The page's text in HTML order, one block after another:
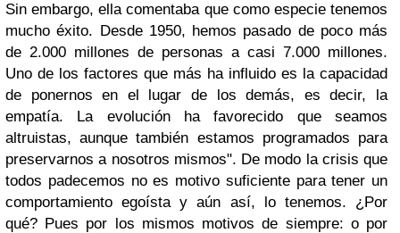
Sin embargo, ella comentaba que como especie tenemos
mucho éxito. Desde 1950, hemos pasado de poco más
de 2.000 millones de personas a casi 7.000 millones.
Uno de los factores que más ha influido es la capacidad
de ponernos en el lugar de los demás, es decir, la
empatía. La evolución ha favorecido que seamos
altruistas, aunque también estamos programados para
preservarnos a nosotros mismos". De modo la crisis que
todos padecemos no es motivo suficiente para tener un
comportamiento egoísta y aún así, lo tenemos. ¿Por
qué? Pues por los mismos motivos de siempre: o por